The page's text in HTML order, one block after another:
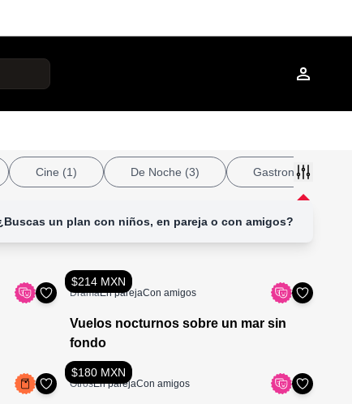
Cine (1) De Noche (3) Gastronomía
un plan con niños, en pareja o con amigos?
$214 MXN
DramaEn parejaCon amigos
Vuelos nocturnos sobre un mar sin
fondo
$180 MXN
OtrosEn parejaCon amigos